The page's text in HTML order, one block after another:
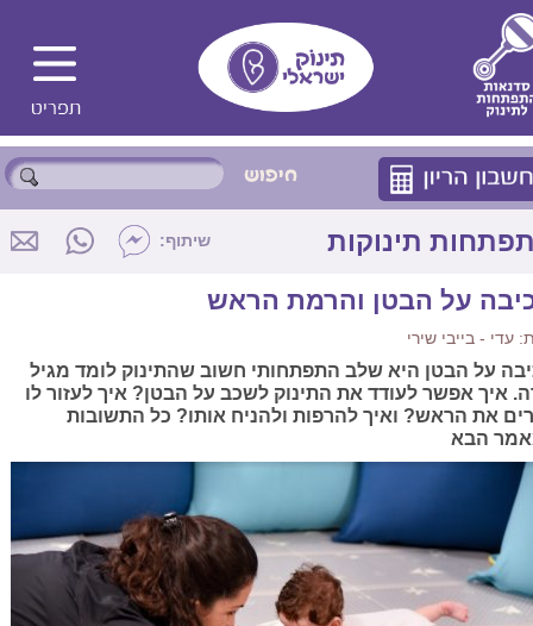
תינוקות שיתוף:
על הבטן והרמת הראש
עדי - בייבי שירי
על הבטן היא שלב התפתחותי חשוב שהתינוק לומד מגיל
איך אפשר לעודד את התינוק לשכב על הבטן? איך לעזור לו
את הראש? ואיך להרפות ולהניח אותו? כל התשובות
הבא